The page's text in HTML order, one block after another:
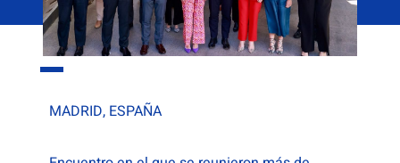
MADRID, ESPAÑA